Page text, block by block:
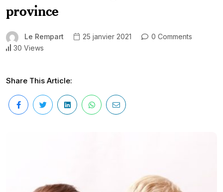
province
Le Rempart 25 janvier 2021
0 Comments
30 Views
Share This Article: